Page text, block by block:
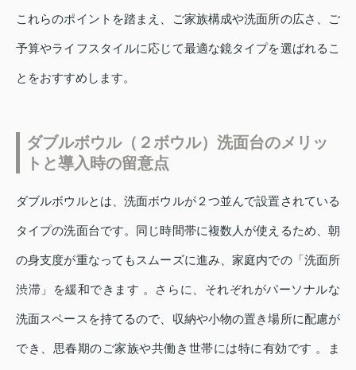
これらのポイントを踏まえ、ご家族構成や洗面所の広さ、ご
予算やライフスタイルに応じて最適な鏡タイプを選ばれるこ
とをおすすめします。
ダブルボウル（２ボウル）洗面台のメリッ
トと導入時の留意点
ダブルボウルとは、洗面ボウルが２つ並んで設置されている
タイプの洗面台です。同じ時間帯に複数人が使えるため、朝
の身支度が重なってもスムーズに進み、家庭内での「洗面所
渋滞」を緩和できます 。さらに、それぞれがパーソナルな
洗面スペースを持てるので、収納や小物の置き場所に配慮が
でき、思春期のご家族や共働き世帯には特に有効です 。ま